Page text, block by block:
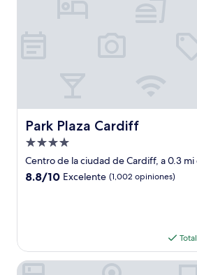
Park Plaza Cardiff
Park Plaza Cardiff
Propiedad
de
4.0
Centro de la ciudad de Cardiff, a 0.3
8.8
8.8/10 Excelente (1,002 opiniones)
Four Points Flex by Sheraton Cardiff